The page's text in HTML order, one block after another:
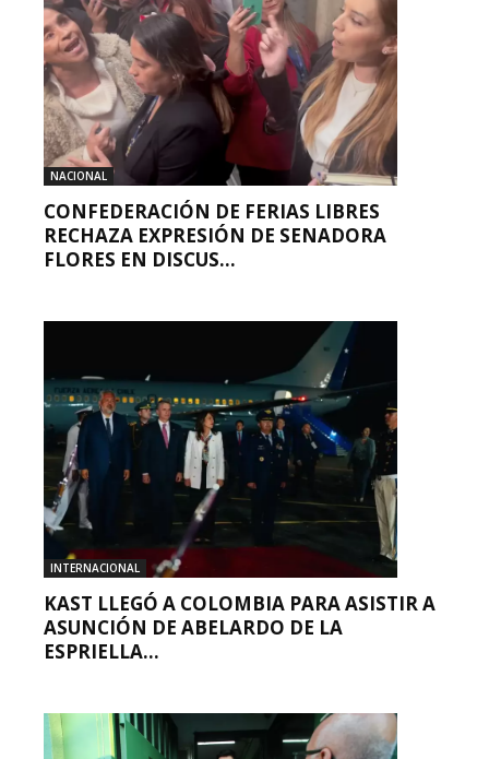
NACIONAL
CONFEDERACIÓN DE FERIAS LIBRES
RECHAZA EXPRESIÓN DE SENADORA
FLORES EN DISCUS...
INTERNACIONAL
KAST LLEGÓ A COLOMBIA PARA ASISTIR A
ASUNCIÓN DE ABELARDO DE LA
ESPRIELLA...